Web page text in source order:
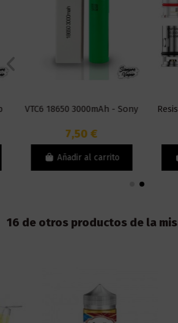
VTC6 18650 3000mAh - Sony
7,50 €
Añadir al carrito
16 de otros productos de la